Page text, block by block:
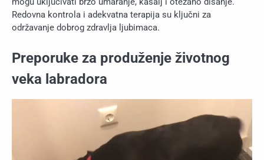
Redovna kontrola i adekvatna terapija su ključni za
održavanje dobrog zdravlja ljubimaca.
Preporuke za produženje životnog
veka labradora